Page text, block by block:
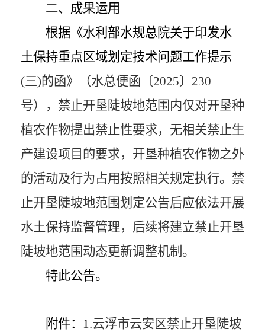
二、成果运用
根据《水利部水规总院关于印发水
土保持重点区域划定技术问题工作提示
(三)的函》（水总便函〔2025〕 230
号），禁止开垦陡坡地范围内仅对开垦种
植农作物提出禁止性要求，无相关禁止生
产建设项目的要求，开垦种植农作物之外
的活动及行为占用按照相关规定执行。禁
止开垦陡坡地范围划定公告后应依法开展
水土保持监督管理，后续将建立禁止开垦
陡坡地范围动态更新调整机制。
特此公告。
附件： 1.云浮市云安区禁止开垦陡坡